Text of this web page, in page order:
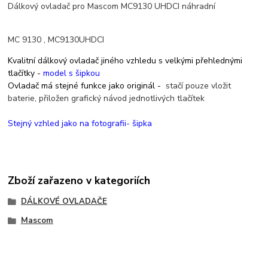
Dálkový ovladač pro Mascom MC9130 UHDCI náhradní
MC 9130 , MC9130UHDCI
Kvalitní dálkový ovladač jiného vzhledu s velkými přehlednými
tlačítky -model s šipkou
Ovladač má stejné funkce jako originál - stačí pouze vložit
baterie, přiložen grafický návod jednotlivých tlačítek
Stejný vzhled jako na fotografii- šipka
Zboží zařazeno v kategoriích
DÁLKOVÉ OVLADAČE
Mascom